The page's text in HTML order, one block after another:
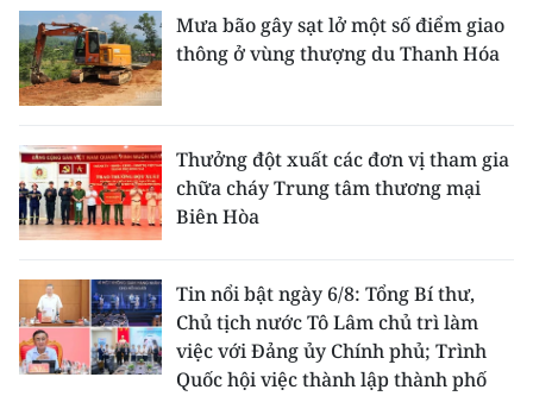
Mưa bão gây sạt lở một số điểm giao
thông ở vùng thượng du Thanh Hóa
Thưởng đột xuất các đơn vị tham gia
chữa cháy Trung tâm thương mại
Biên Hòa
Tin nổi bật ngày 6/8: Tổng Bí thư,
Chủ tịch nước Tô Lâm chủ trì làm
việc với Đảng ủy Chính phủ; Trình
Quốc hội việc thành lập thành phố